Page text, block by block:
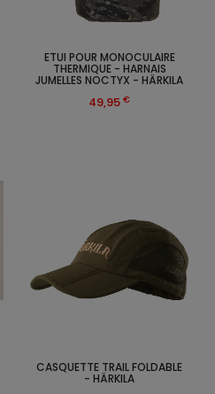
CASQUETTE TRAIL FOLDABLE
- HÄRKILA
ETUI POUR MONOCULAIRE
THERMIQUE - HARNAIS
JUMELLES NOCTYX - HÄRKILA
49,95 €